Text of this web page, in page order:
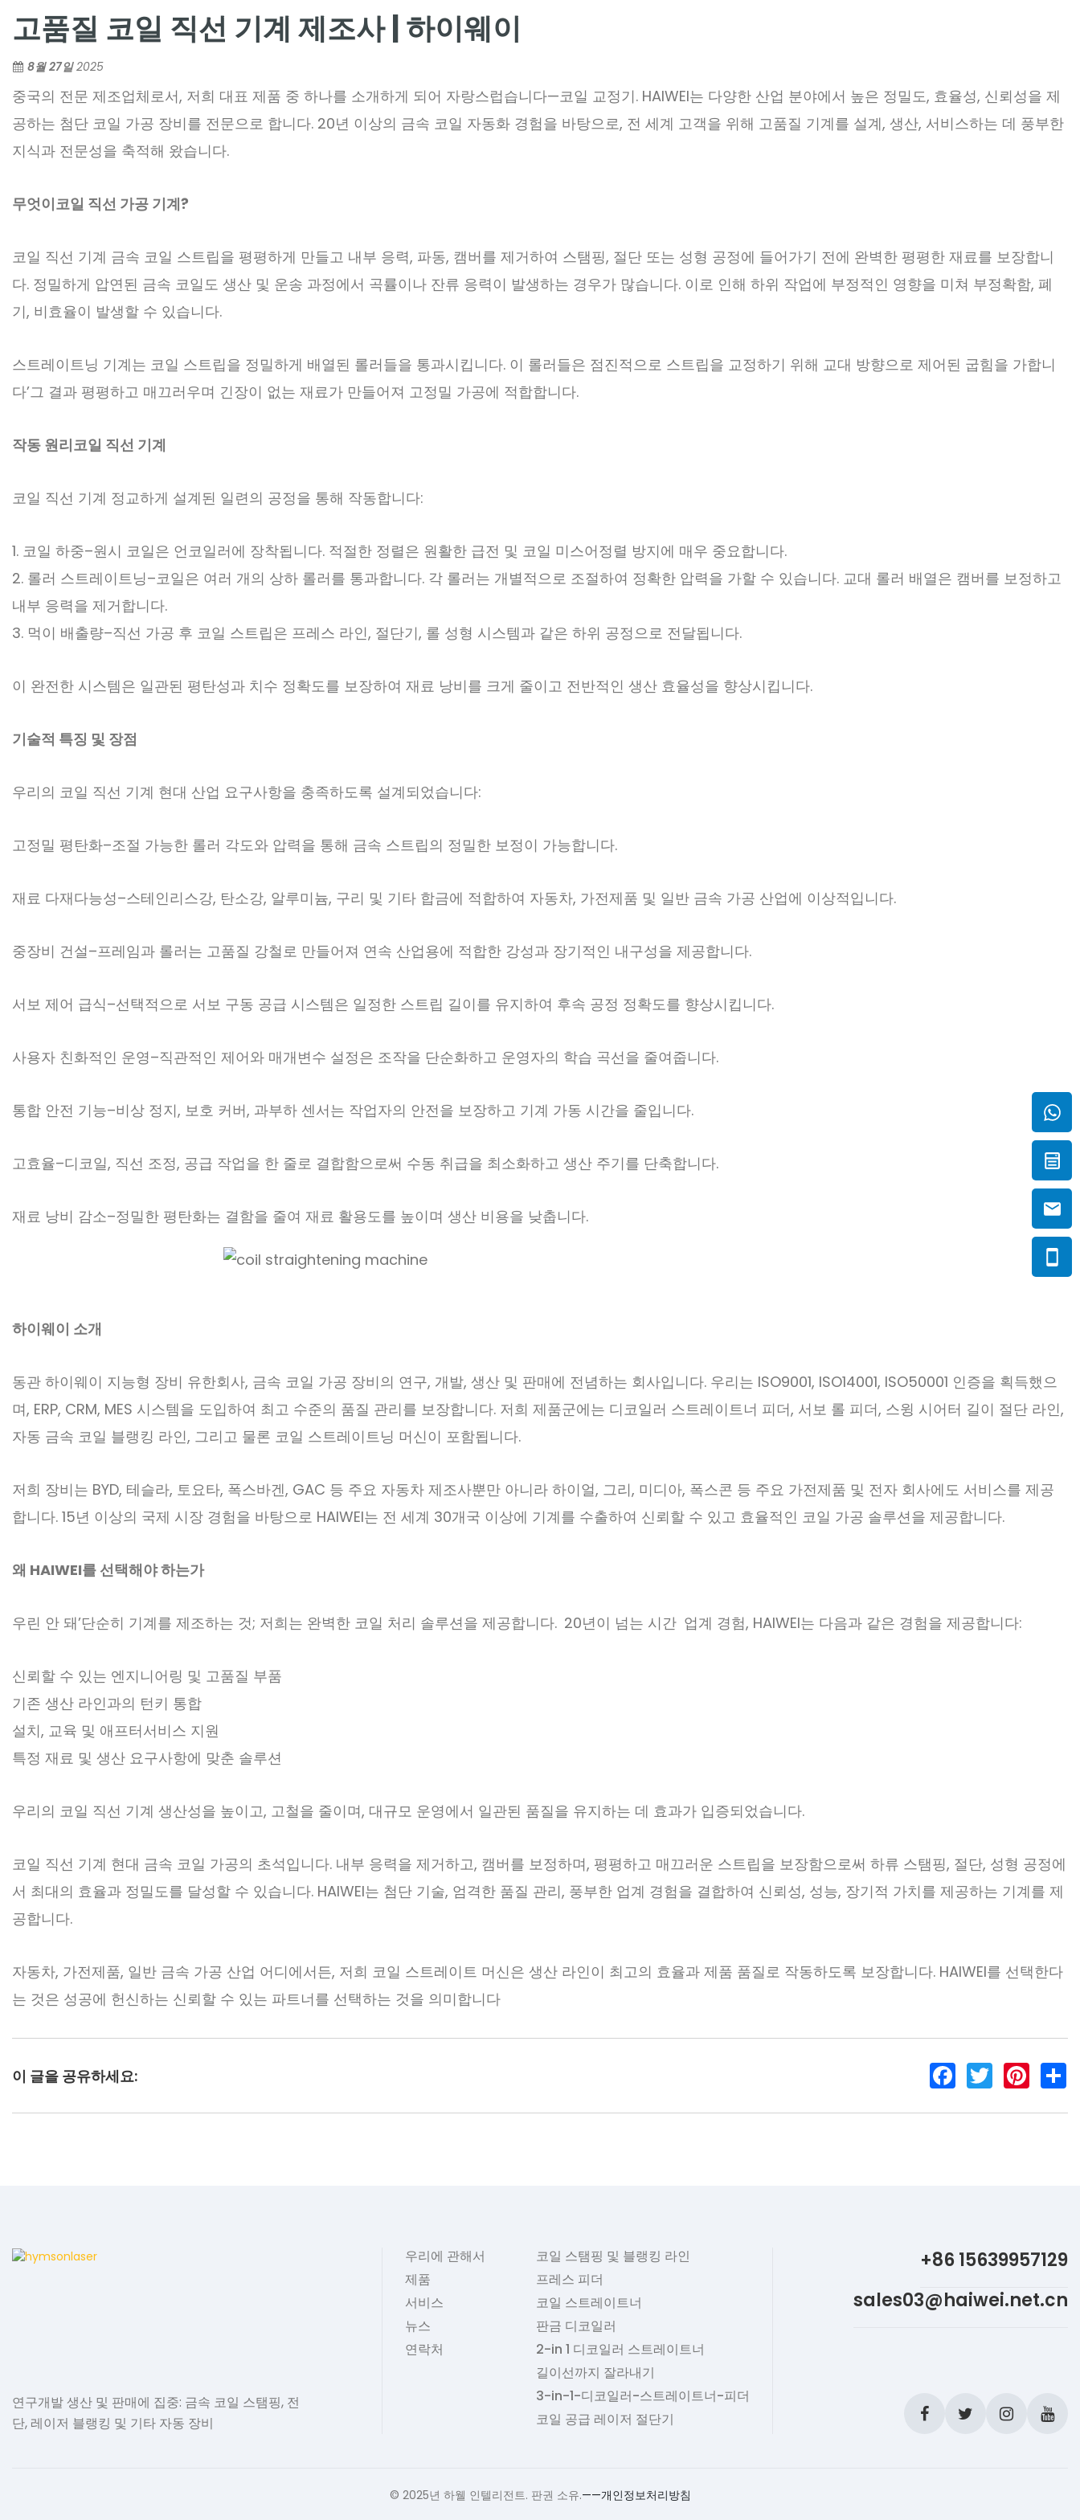
고품질 코일 직선 기계 제조사 | 하이웨이
8월 27일 2025
중국의 전문 제조업체로서, 저희 대표 제품 중 하나를 소개하게 되어 자랑스럽습니다—코일 교정기. HAIWEI는 다양한 산업 분야에서 높은 정밀도, 효율성, 신뢰성을 제
공하는 첨단 코일 가공 장비를 전문으로 합니다. 20년 이상의 금속 코일 자동화 경험을 바탕으로, 전 세계 고객을 위해 고품질 기계를 설계, 생산, 서비스하는 데 풍부한
지식과 전문성을 축적해 왔습니다.
무엇이코일 직선 가공 기계?
코일 직선 기계 금속 코일 스트립을 평평하게 만들고 내부 응력, 파동, 캠버를 제거하여 스탬핑, 절단 또는 성형 공정에 들어가기 전에 완벽한 평평한 재료를 보장합니
다. 정밀하게 압연된 금속 코일도 생산 및 운송 과정에서 곡률이나 잔류 응력이 발생하는 경우가 많습니다. 이로 인해 하위 작업에 부정적인 영향을 미쳐 부정확함, 폐
기, 비효율이 발생할 수 있습니다.
스트레이트닝 기계는 코일 스트립을 정밀하게 배열된 롤러들을 통과시킵니다. 이 롤러들은 점진적으로 스트립을 교정하기 위해 교대 방향으로 제어된 굽힘을 가합니
다’그 결과 평평하고 매끄러우며 긴장이 없는 재료가 만들어져 고정밀 가공에 적합합니다.
작동 원리코일 직선 기계
코일 직선 기계 정교하게 설계된 일련의 공정을 통해 작동합니다:
1. 코일 하중–원시 코일은 언코일러에 장착됩니다. 적절한 정렬은 원활한 급전 및 코일 미스어정렬 방지에 매우 중요합니다.
2. 롤러 스트레이트닝–코일은 여러 개의 상하 롤러를 통과합니다. 각 롤러는 개별적으로 조절하여 정확한 압력을 가할 수 있습니다. 교대 롤러 배열은 캠버를 보정하고
내부 응력을 제거합니다.
3. 먹이 배출량–직선 가공 후 코일 스트립은 프레스 라인, 절단기, 롤 성형 시스템과 같은 하위 공정으로 전달됩니다.
이 완전한 시스템은 일관된 평탄성과 치수 정확도를 보장하여 재료 낭비를 크게 줄이고 전반적인 생산 효율성을 향상시킵니다.
기술적 특징 및 장점
우리의 코일 직선 기계 현대 산업 요구사항을 충족하도록 설계되었습니다:
고정밀 평탄화–조절 가능한 롤러 각도와 압력을 통해 금속 스트립의 정밀한 보정이 가능합니다.
재료 다재다능성–스테인리스강, 탄소강, 알루미늄, 구리 및 기타 합금에 적합하여 자동차, 가전제품 및 일반 금속 가공 산업에 이상적입니다.
중장비 건설–프레임과 롤러는 고품질 강철로 만들어져 연속 산업용에 적합한 강성과 장기적인 내구성을 제공합니다.
서보 제어 급식–선택적으로 서보 구동 공급 시스템은 일정한 스트립 길이를 유지하여 후속 공정 정확도를 향상시킵니다.
사용자 친화적인 운영–직관적인 제어와 매개변수 설정은 조작을 단순화하고 운영자의 학습 곡선을 줄여줍니다.
통합 안전 기능–비상 정지, 보호 커버, 과부하 센서는 작업자의 안전을 보장하고 기계 가동 시간을 줄입니다.
고효율–디코일, 직선 조정, 공급 작업을 한 줄로 결합함으로써 수동 취급을 최소화하고 생산 주기를 단축합니다.
재료 낭비 감소–정밀한 평탄화는 결함을 줄여 재료 활용도를 높이며 생산 비용을 낮춥니다.
하이웨이 소개
동관 하이웨이 지능형 장비 유한회사, 금속 코일 가공 장비의 연구, 개발, 생산 및 판매에 전념하는 회사입니다. 우리는 ISO9001, ISO14001, ISO50001 인증을 획득했으
며, ERP, CRM, MES 시스템을 도입하여 최고 수준의 품질 관리를 보장합니다. 저희 제품군에는 디코일러 스트레이트너 피더, 서보 롤 피더, 스윙 시어터 길이 절단 라인,
자동 금속 코일 블랭킹 라인, 그리고 물론 코일 스트레이트닝 머신이 포함됩니다.
저희 장비는 BYD, 테슬라, 토요타, 폭스바겐, GAC 등 주요 자동차 제조사뿐만 아니라 하이얼, 그리, 미디아, 폭스콘 등 주요 가전제품 및 전자 회사에도 서비스를 제공
합니다. 15년 이상의 국제 시장 경험을 바탕으로 HAIWEI는 전 세계 30개국 이상에 기계를 수출하여 신뢰할 수 있고 효율적인 코일 가공 솔루션을 제공합니다.
왜 HAIWEI를 선택해야 하는가
우린 안 돼’단순히 기계를 제조하는 것; 저희는 완벽한 코일 처리 솔루션을 제공합니다. 20년이 넘는 시간 업계 경험, HAIWEI는 다음과 같은 경험을 제공합니다:
신뢰할 수 있는 엔지니어링 및 고품질 부품
기존 생산 라인과의 턴키 통합
설치, 교육 및 애프터서비스 지원
특정 재료 및 생산 요구사항에 맞춘 솔루션
우리의 코일 직선 기계 생산성을 높이고, 고철을 줄이며, 대규모 운영에서 일관된 품질을 유지하는 데 효과가 입증되었습니다.
코일 직선 기계 현대 금속 코일 가공의 초석입니다. 내부 응력을 제거하고, 캠버를 보정하며, 평평하고 매끄러운 스트립을 보장함으로써 하류 스탬핑, 절단, 성형 공정에
서 최대의 효율과 정밀도를 달성할 수 있습니다. HAIWEI는 첨단 기술, 엄격한 품질 관리, 풍부한 업계 경험을 결합하여 신뢰성, 성능, 장기적 가치를 제공하는 기계를 제
공합니다.
자동차, 가전제품, 일반 금속 가공 산업 어디에서든, 저희 코일 스트레이트 머신은 생산 라인이 최고의 효율과 제품 품질로 작동하도록 보장합니다. HAIWEI를 선택한다
는 것은 성공에 헌신하는 신뢰할 수 있는 파트너를 선택하는 것을 의미합니다
이 글을 공유하세요:
연구개발 생산 및 판매에 집중: 금속 코일 스탬핑, 전
단, 레이저 블랭킹 및 기타 자동 장비
우리에 관해서
제품
서비스
뉴스
연락처
코일 스탬핑 및 블랭킹 라인
프레스 피더
코일 스트레이트너
판금 디코일러
2-in 1 디코일러 스트레이트너
길이선까지 잘라내기
3-in-1-디코일러-스트레이트너-피더
코일 공급 레이저 절단기
+86 15639957129
sales03@haiwei.net.cn
© 2025년 하웰 인텔리전트. 판권 소유.——개인정보처리방침